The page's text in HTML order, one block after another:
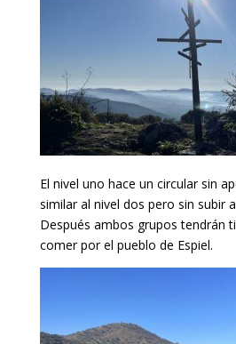
El nivel uno hace un circular sin
similar al nivel dos pero sin subir
Después ambos grupos tendrán
comer por el pueblo de Espiel.